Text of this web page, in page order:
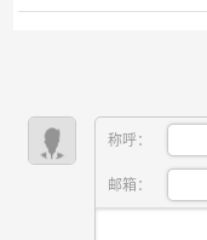
称呼：
邮箱：